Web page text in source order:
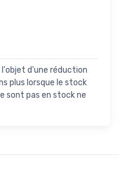
d'une réduction
plus lorsque le stock
sont pas en stock ne